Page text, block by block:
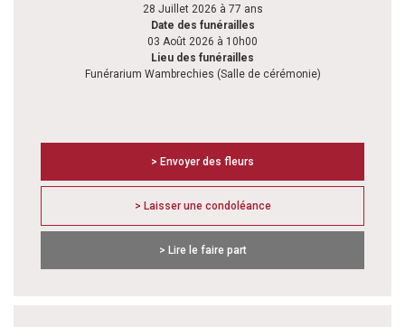
28 Juillet 2026 à 77 ans
Date des funérailles
03 Août 2026 à 10h00
Lieu des funérailles
Funérarium Wambrechies (Salle de cérémonie)
> Envoyer des fleurs
> Laisser une condoléance
> Lire le faire part